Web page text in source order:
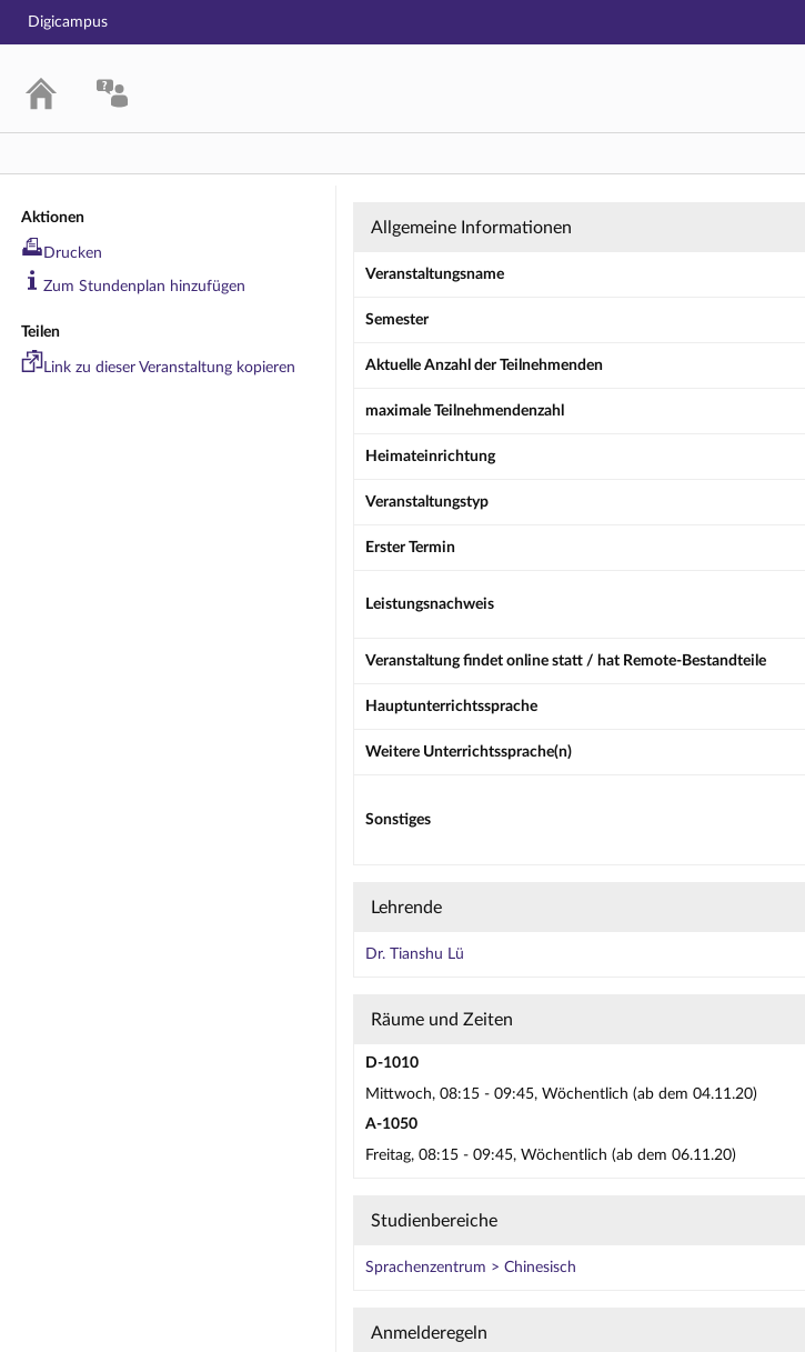
Hauptnavigation
Digicampus
Aktionen
Drucken
Zum Stundenplan hinzufügen
Teilen
Link zu dieser Veranstaltung kopieren
Übung: Chinesisch 1 / Gruppe A - Details
Allgemeine Informationen
Veranstaltungsname
Semester
Aktuelle Anzahl der Teilnehmenden
maximale Teilnehmendenzahl
Heimateinrichtung
Veranstaltungstyp
Erster Termin
Leistungsnachweis
Veranstaltung findet online statt / hat Remote-Bestandteile
Hauptunterrichtssprache
Weitere Unterrichtssprache(n)
Sonstiges
Lehrende
Dr. Tianshu Lü
Räume und Zeiten
D-1010
Mittwoch, 08:15 - 09:45, Wöchentlich (ab dem 04.11.20)
A-1050
Freitag, 08:15 - 09:45, Wöchentlich (ab dem 06.11.20)
Studienbereiche
Sprachenzentrum > Chinesisch
Anmelderegeln